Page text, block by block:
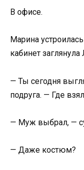
В офисе.
Марина
кабинет заглянула
— Ты сегодня
подруга. — Где
— Муж выбрал, —
— Даже костюм?